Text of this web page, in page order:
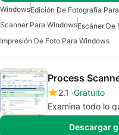
WindowsEdición De Fotografía
Scanner Para WindowsEscáner De
Impresión De Foto Para Windows
Process
2.1 Gratuito
Examina todo lo
Descargar